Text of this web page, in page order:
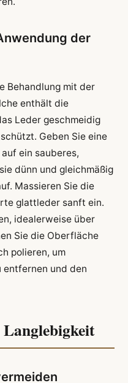
der
Behandlung mit der
enthält die
Leder geschmeidig
Geben Sie eine
ein sauberes,
dünn und gleichmäßig
Massieren Sie die
glattleder sanft ein.
idealerweise über
Sie die Oberfläche
polieren, um
entfernen und den